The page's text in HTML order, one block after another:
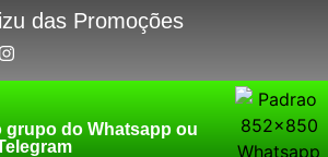
das Promoções
grupo do Whatsapp ou